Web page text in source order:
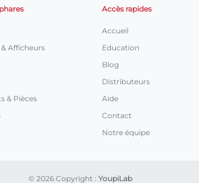
& Afficheurs
& Pièces
Accès rapides
Accueil
Education
Blog
Distributeurs
Aide
Contact
Notre équipe
© 2026 Copyright : YoupiLab